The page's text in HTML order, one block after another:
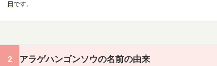
日です。
アラゲハンゴンソウの名前の由来